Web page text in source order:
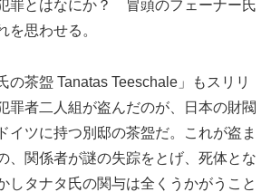
罪とはなにか？ 冒頭のフェーナー氏
を思わせる。
の茶盌 Tanatas Teeschale」もスリリ
罪者二人組が盗んだのが、日本の財閥
イツに持つ別邸の茶盌だ。これが盗ま
、関係者が謎の失踪をとげ、死体とな
しタナタ氏の関与は全くうかがうこと